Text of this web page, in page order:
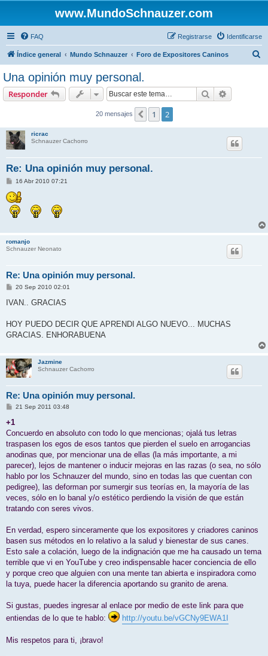
www.MundoSchnauzer.com
FAQ Identificarse
Registrarse
Índice general Mundo Schnauzer Foro de Expositores Caninos
Una opinión muy personal.
Responder Buscar
20 mensajes Anterior
1 2
ricrac
Schnauzer Cachorro
Re: Una opinión muy personal.
M
n
s
a
j
16 Abr 2010 07:21
romanjo
Schnauzer Neonato
Re: Una opinión muy personal.
M
n
j
20 Sep 2010 02:01
IVAN.. GRACIAS
HOY PUEDO DECIR QUE APRENDI ALGO NUEVO... MUCHAS
GRACIAS. ENHORABUENA
Jazmine
Schnauzer Cachorro
Re: Una opinión muy personal.
M
n
a
j
21 Sep 2011 03:48
+1
Concuerdo en absoluto con todo lo que mencionas; ojalá tus letras
traspasen los egos de esos tantos que pierden el suelo en arrogancias
anodinas que, por mencionar una de ellas (la más importante, a mi
parecer), lejos de mantener o inducir mejoras en las razas (o sea, no sólo
hablo por los Schnauzer del mundo, sino en todas las que cuentan con
pedigree), las deforman por sumergir sus teorías en, la mayoría de las
veces, sólo en lo banal y/o estético perdiendo la visión de que están
tratando con seres vivos.
En verdad, espero sinceramente que los expositores y criadores caninos
basen sus métodos en lo relativo a la salud y bienestar de sus canes.
Esto sale a colación, luego de la indignación que me ha causado un tema
terrible que vi en YouTube y creo indispensable hacer conciencia de ello
y porque creo que alguien con una mente tan abierta e inspiradora como
la tuya, puede hacer la diferencia aportando su granito de arena.
Si gustas, puedes ingresar al enlace por medio de este link para que
entiendas de lo que te hablo:
http://youtu.be/vGCNy9EWA1I
Mis respetos para ti, ¡bravo!